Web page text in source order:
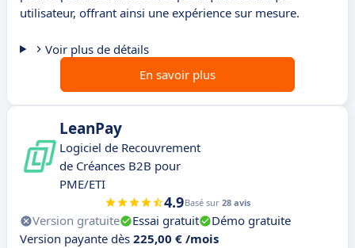
utilisateur, offrant ainsi une expérience sur mesure.
Voir plus de détails
En savoir plus
LeanPay
Logiciel de Recouvrement
de Créances B2B pour
PME/ETI
4.9Basé sur 28 avis
Version gratuite Essai gratuit
Démo gratuite
Version payante dès 225,00 € /mois